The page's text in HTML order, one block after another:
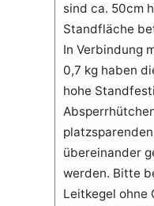
sind ca. 50cm
Standfläche
In Verbindung
0,7 kg haben
hohe
übereinander
werden. Bitte
Leitkegel ohne